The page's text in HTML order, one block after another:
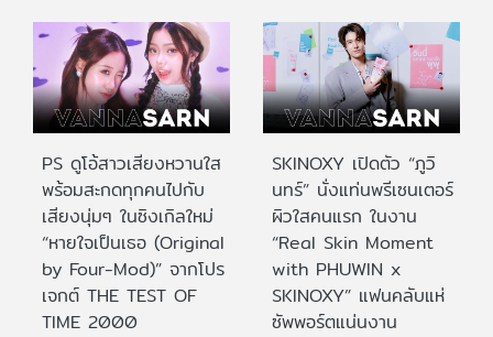
PS ดูโอ้สาวเสียงหวานใส
พร้อมสะกดทุกคนไปกับ
เสียงนุ่มๆ ในซิงเกิลใหม่
“หายใจเป็นเธอ (Original
by Four-Mod)” จากโปร
เจกต์ THE TEST OF
TIME 2000
SKINOXY เปิดตัว “ภูวิ
นทร์” นั่งแท่นพรีเซนเตอร์
ผิวใสคนแรก ในงาน
“Real Skin Moment
with PHUWIN x
SKINOXY” แฟนคลับแห่
ซัพพอร์ตแน่นงาน